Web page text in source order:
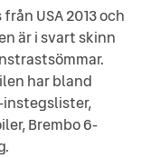
USA 2013 och
är i svart skinn
har bland
Brembo 6-